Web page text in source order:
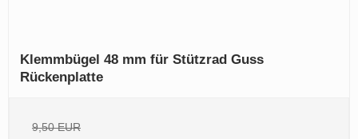
Klemmbügel 48 mm für Stützrad Guss
Rückenplatte
9,50 EUR